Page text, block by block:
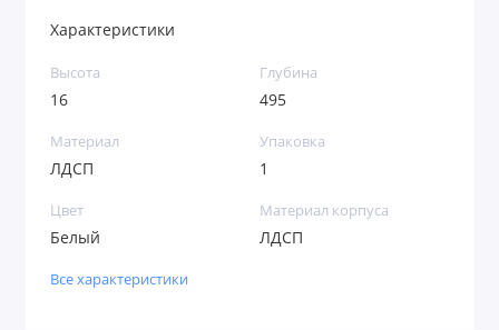
Характеристики
Высота
16
Глубина
495
Материал
ЛДСП
Упаковка
1
Цвет
Белый
Материал корпуса
ЛДСП
Все характеристики